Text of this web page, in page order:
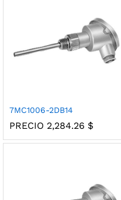
7MC1006-2DB14
PRECIO 2,284.26 $